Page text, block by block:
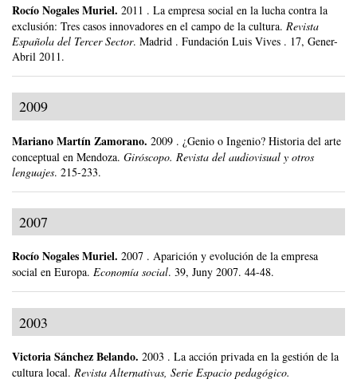
Rocío Nogales Muriel. 2011 . La empresa social en la lucha contra la
exclusión: Tres casos innovadores en el campo de la cultura. Revista
Española del Tercer Sector. Madrid . Fundación Luis Vives . 17, Gener-
Abril 2011.
2009
Mariano Martín Zamorano. 2009 . ¿Genio o Ingenio? Historia del arte
conceptual en Mendoza. Giróscopo. Revista del audiovisual y otros
lenguajes. 215-233.
2007
Rocío Nogales Muriel. 2007 . Aparición y evolución de la empresa
social en Europa. Economía social. 39, Juny 2007. 44-48.
2003
Victoria Sánchez Belando. 2003 . La acción privada en la gestión de la
cultura local. Revista Alternativas, Serie Espacio pedagógico.